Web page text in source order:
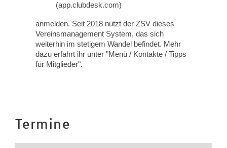
(app.clubdesk.com)
anmelden. Seit 2018 nutzt der ZSV dieses
Vereinsmanagement System, das sich
weiterhin im stetigem Wandel befindet. Mehr
dazu erfahrt ihr unter "Menü / Kontakte / Tipps
für Mitglieder".
Termine